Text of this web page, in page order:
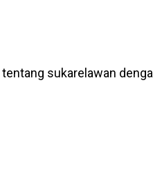
tentang sukarelawan